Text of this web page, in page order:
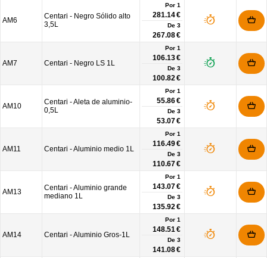
AM6
Centari - Negro Sólido alto
3,5L
Por 1
281.14 €
De 3
267.08 €
AM7 Centari - Negro LS 1L
Por 1
106.13 €
De 3
100.82 €
AM10
Centari - Aleta de aluminio-
0,5L
Por 1
55.86 €
De 3
53.07 €
AM11 Centari - Aluminio medio 1L
Por 1
116.49 €
De 3
110.67 €
AM13
Centari - Aluminio grande
mediano 1L
Por 1
143.07 €
De 3
135.92 €
AM14 Centari - Aluminio Gros-1L
Por 1
148.51 €
De 3
141.08 €